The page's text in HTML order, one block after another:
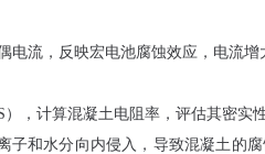
流，反映宏电池腐蚀效应，电流增
，计算混凝土电阻率，评估其密实
子和水分向内侵入，导致混凝土的